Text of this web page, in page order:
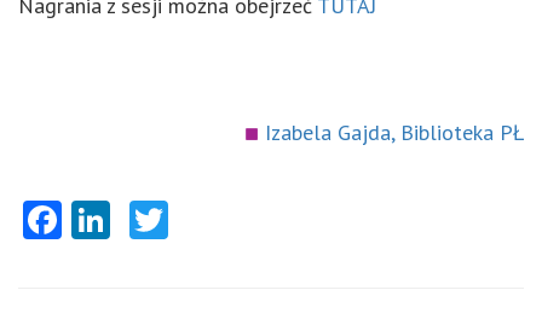
Izabela Gajda, Biblioteka PŁ
Facebook
LinkedIn